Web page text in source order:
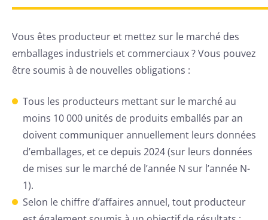
Vous êtes producteur et mettez sur le marché des
emballages industriels et commerciaux ? Vous pouvez
être soumis à de nouvelles obligations :
Tous les producteurs mettant sur le marché au
moins 10 000 unités de produits emballés par an
doivent communiquer annuellement leurs données
d’emballages, et ce depuis 2024 (sur leurs données
de mises sur le marché de l’année N sur l’année N-
1).
Selon le chiffre d’affaires annuel, tout producteur